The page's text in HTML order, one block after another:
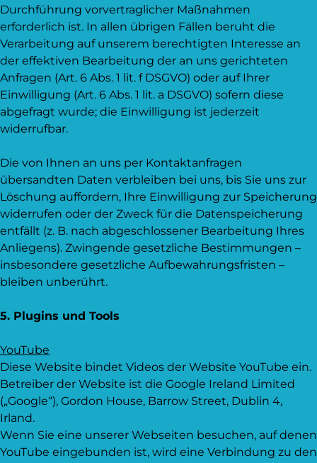
Durchführung vorvertraglicher Maßnahmen
erforderlich ist. In allen übrigen Fällen beruht die
Verarbeitung auf unserem berechtigten Interesse an
der effektiven Bearbeitung der an uns gerichteten
Anfragen (Art. 6 Abs. 1 lit. f DSGVO) oder auf Ihrer
Einwilligung (Art. 6 Abs. 1 lit. a DSGVO) sofern diese
abgefragt wurde; die Einwilligung ist jederzeit
widerrufbar.
Die von Ihnen an uns per Kontaktanfragen
übersandten Daten verbleiben bei uns, bis Sie uns zur
Löschung auffordern, Ihre Einwilligung zur Speicherung
widerrufen oder der Zweck für die Datenspeicherung
entfällt (z. B. nach abgeschlossener Bearbeitung Ihres
Anliegens). Zwingende gesetzliche Bestimmungen –
insbesondere gesetzliche Aufbewahrungsfristen –
bleiben unberührt.
5. Plugins und Tools
YouTube
Diese Website bindet Videos der Website YouTube ein.
Betreiber der Website ist die Google Ireland Limited
(„Google“), Gordon House, Barrow Street, Dublin 4,
Irland.
Wenn Sie eine unserer Webseiten besuchen, auf denen
YouTube eingebunden ist, wird eine Verbindung zu den